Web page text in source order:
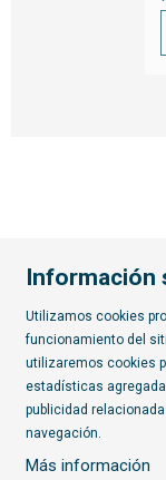
Diapositiva 2 de 7
Información
Utilizamos cookies
funcionamiento del
utilizaremos cookies
estadísticas
publicidad
navegación.
Más información